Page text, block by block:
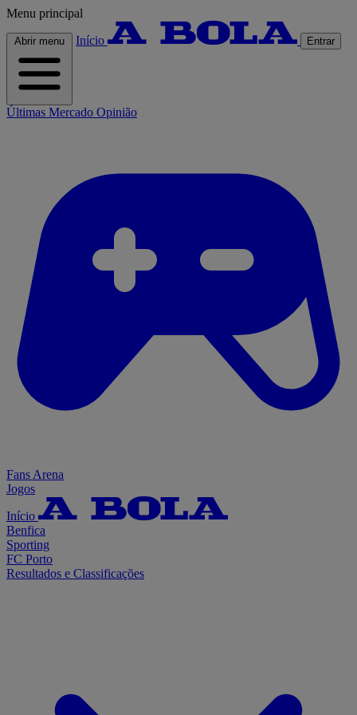
Menu principal
Abrir menu Início Entrar
Últimas Mercado Opinião
Fans Arena
Jogos
Início
Benfica
Sporting
FC Porto
Resultados e Classificações